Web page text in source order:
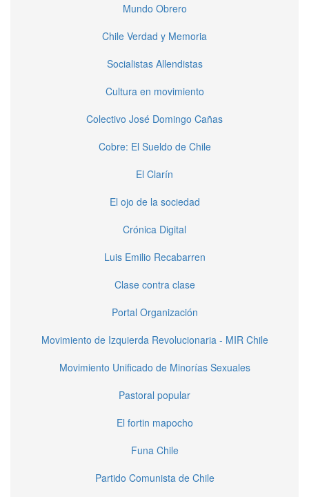
Mundo Obrero
Chile Verdad y Memoria
Socialistas Allendistas
Cultura en movimiento
Colectivo José Domingo Cañas
Cobre: El Sueldo de Chile
El Clarín
El ojo de la sociedad
Crónica Digital
Luis Emilio Recabarren
Clase contra clase
Portal Organización
Movimiento de Izquierda Revolucionaria - MIR Chile
Movimiento Unificado de Minorías Sexuales
Pastoral popular
El fortin mapocho
Funa Chile
Partido Comunista de Chile